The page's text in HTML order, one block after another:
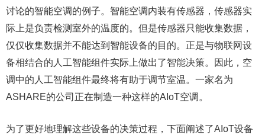
讨论的智能空调的例子。智能空调内装有传感器，传感器实
际上是负责检测室外的温度的。但是传感器只能收集数据，
仅仅收集数据并不能达到智能设备的目的。正是与物联网设
备相结合的人工智能组件实际上做出了智能决策。因此，空
调中的人工智能组件最终将有助于调节室温。一家名为
ASHARE的公司正在制造一种这样的AIoT空调。
为了更好地理解这些设备的决策过程，下面阐述了AIoT设备